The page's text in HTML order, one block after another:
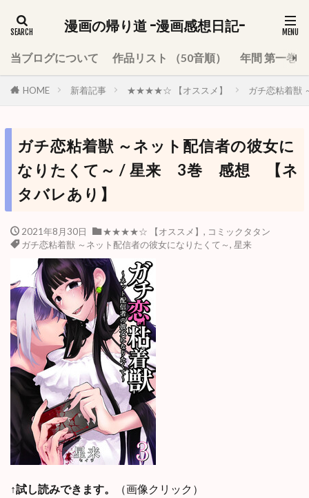
漫画の帰り道 -漫画感想日記-
当ブログについて 作品リスト （50音順） 年間 第一巻
HOME 新着記事 ★★★★☆ 【オススメ】 ガチ恋粘着
ガチ恋粘着獣 ～ネット配信者の彼女に
なりたくて～ / 星来 3巻 感想 【ネ
タバレあり】
2021年8月30日 ★★★★☆ 【オススメ】 , コミックタタン
ガチ恋粘着獣 ～ネット配信者の彼女になりたくて～, 星来
↑試し読みできます。 （画像クリック）